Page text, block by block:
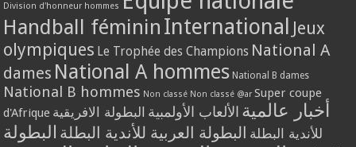
Division d'honneur hommes
Handball féminin International Jeux
olympiques Le Trophée des Champions National A
dames National A hommes National B dames
National B hommes Non classé Non classé @ar Super coupe
d'Afrique
أخبار عالمية الألعاب الأولمبية البطولة الافريقية
للأندية البطلة البطولة العربية للأندية البطلة البطولة